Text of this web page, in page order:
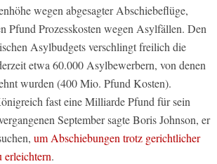
wegen abgesagter Abschiebeflüge,
Pfund Prozesskosten wegen Asylfällen. Den
Asylbudgets verschlingt freilich die
etwa 60.000 Asylbewerbern, von denen
wurden (400 Mio. Pfund Kosten).
fast eine Milliarde Pfund für sein
September sagte Boris Johnson, er
um Abschiebungen trotz gerichtlicher
erleichtern.